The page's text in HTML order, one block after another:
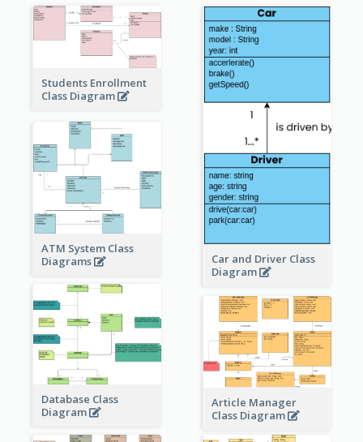
Students Enrollment
Class Diagram
Car and Driver Class
Diagram
ATM System Class
Diagrams
Database Class
Diagram
Article Manager
Class Diagram